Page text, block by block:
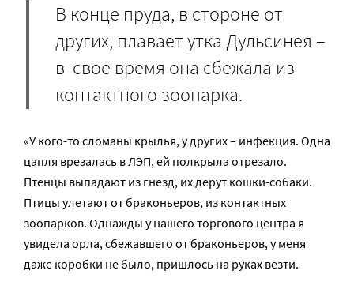
В конце пруда, в стороне от
других, плавает утка Дульсинея –
в свое время она сбежала из
контактного зоопарка.
«У кого-то сломаны крылья, у других – инфекция. Одна
цапля врезалась в ЛЭП, ей полкрыла отрезало.
Птенцы выпадают из гнезд, их дерут кошки-собаки.
Птицы улетают от браконьеров, из контактных
зоопарков. Однажды у нашего торгового центра я
увидела орла, сбежавшего от браконьеров, у меня
даже коробки не было, пришлось на руках везти.